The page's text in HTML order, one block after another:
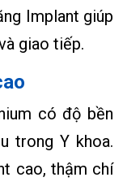
Implant giúp
giao tiếp.
có độ bền
trong Y khoa.
cao, thậm chí